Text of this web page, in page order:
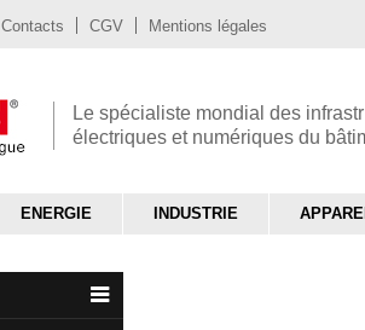
Contacts CGV Mentions légales
Le spécialiste mondial des
électriques et numériques du
ENERGIE INDUSTRIE